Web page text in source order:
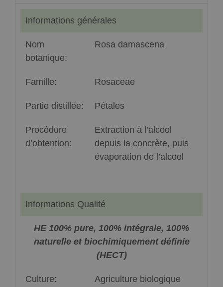
Informations générales
Nom
botanique:
Rosa damascena
Famille: Rosaceae
Partie distillée: Pétales
Procédure
d’obtention:
Extraction à l’alcool
depuis la concrète, puis
évaporation de l’alcool
Informations Qualité
HE 100% pure, 100% intégrale, 100%
naturelle et biochimiquement définie
(HECT)
Culture:
Agriculture biologique